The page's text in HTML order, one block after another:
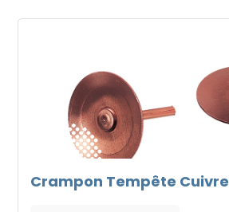
Crampon Tempête Cuivre